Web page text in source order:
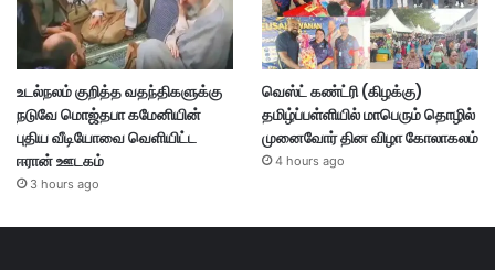
உடல்நலம் குறித்த வதந்திகளுக்கு
நடுவே மொஜ்தபா கமேனியின்
புதிய வீடியோவை வெளியிட்ட
ஈரான் ஊடகம்
3 hours ago
வெஸ்ட் கண்ட்ரி (கிழக்கு)
தமிழ்ப்பள்ளியில் மாபெரும் தொழில்
முனைவோர் தின விழா கோலாகலம்
4 hours ago